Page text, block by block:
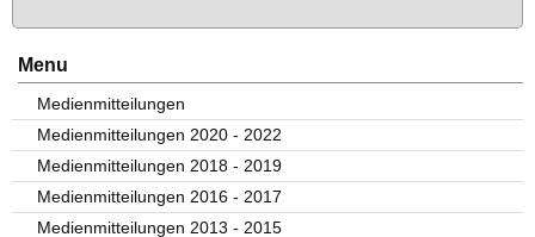
Menu
Medienmitteilungen
Medienmitteilungen 2020 - 2022
Medienmitteilungen 2018 - 2019
Medienmitteilungen 2016 - 2017
Medienmitteilungen 2013 - 2015